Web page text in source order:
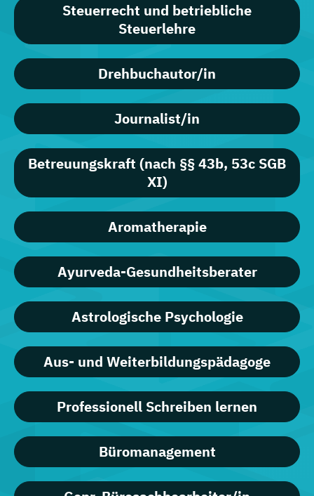
Steuerrecht und betriebliche
Steuerlehre
Drehbuchautor/in
Journalist/in
Betreuungskraft (nach §§ 43b, 53c SGB
XI)
Aromatherapie
Ayurveda-Gesundheitsberater
Astrologische Psychologie
Aus- und Weiterbildungspädagoge
Professionell Schreiben lernen
Büromanagement